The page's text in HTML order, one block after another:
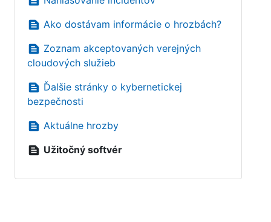
text_snippet Ako dostávam informácie o hrozbách?
text_snippet Zoznam akceptovaných verejných
cloudových služieb
text_snippet Ďalšie stránky o kybernetickej
bezpečnosti
text_snippet Aktuálne hrozby
text_snippet Užitočný softvér